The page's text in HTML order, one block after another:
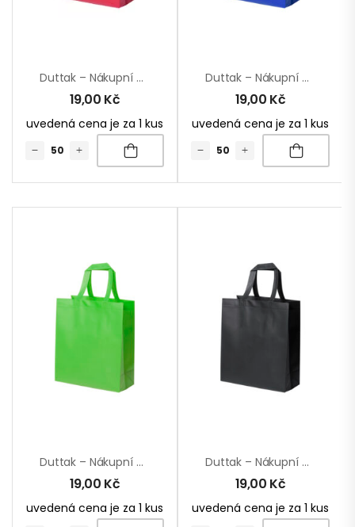
Duttak – Nákupní Taška
19,00 Kč
uvedená cena je za 1 kus
Duttak – Nákupní Taška
19,00 Kč
uvedená cena je za 1 kus
Duttak – Nákupní Taška
19,00 Kč
uvedená cena je za 1 kus
Duttak – Nákupní Taška
19,00 Kč
uvedená cena je za 1 kus